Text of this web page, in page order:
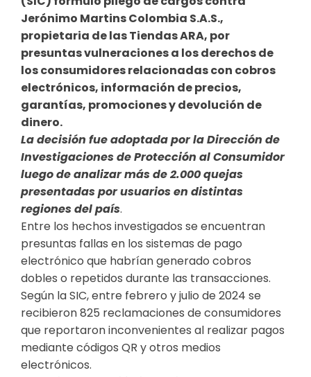
Jerónimo Martins Colombia S.A.S.,
propietaria de las Tiendas ARA, por
presuntas vulneraciones a los derechos de
los consumidores relacionadas con cobros
electrónicos, información de precios,
garantías, promociones y devolución de
dinero.
La decisión fue adoptada por la Dirección de
Investigaciones de Protección al Consumidor
luego de analizar más de 2.000 quejas
presentadas por usuarios en distintas
regiones del país.
Entre los hechos investigados se encuentran
presuntas fallas en los sistemas de pago
electrónico que habrían generado cobros
dobles o repetidos durante las transacciones.
Según la SIC, entre febrero y julio de 2024 se
recibieron 825 reclamaciones de consumidores
que reportaron inconvenientes al realizar pagos
mediante códigos QR y otros medios
electrónicos.